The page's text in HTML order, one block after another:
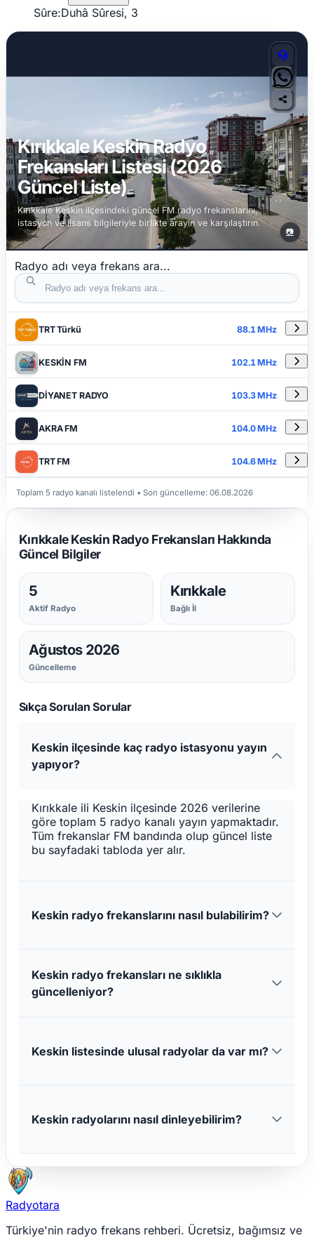
Sûre:Duhâ Sûresi, 3
📷
Kırıkkale Keskin Radyo
Frekansları Listesi (2026
Güncel Liste)
Kırıkkale Keskin ilçesindeki güncel FM radyo frekanslarını,
istasyon ve lisans bilgileriyle birlikte arayın ve karşılaştırın.
Radyo adı veya frekans ara...
RADYO ADI DETAYLAR
TRT Türkü 88.1 MHz
KESKİN FM 102.1 MHz
DİYANET RADYO 103.3 MHz
AKRA FM 104.0 MHz
TRT FM 104.6 MHz
Toplam 5 radyo kanalı listelendi • Son güncelleme:06.08.2026
Kırıkkale Keskin Radyo Frekansları Hakkında
Güncel Bilgiler
5
Aktif Radyo
Kırıkkale
Bağlı İl
Ağustos 2026
Güncelleme
Sıkça Sorulan Sorular
Keskin ilçesinde kaç radyo istasyonu yayın
yapıyor?
Kırıkkale ili Keskin ilçesinde 2026 verilerine
göre toplam 5 radyo kanalı yayın yapmaktadır.
Tüm frekanslar FM bandında olup güncel liste
bu sayfadaki tabloda yer alır.
Keskin radyo frekanslarını nasıl bulabilirim?
Keskin radyo frekansları ne sıklıkla
güncelleniyor?
Keskin listesinde ulusal radyolar da var mı?
Keskin radyolarını nasıl dinleyebilirim?
Radyotara
Türkiye'nin radyo frekans rehberi. Ücretsiz, bağımsız ve